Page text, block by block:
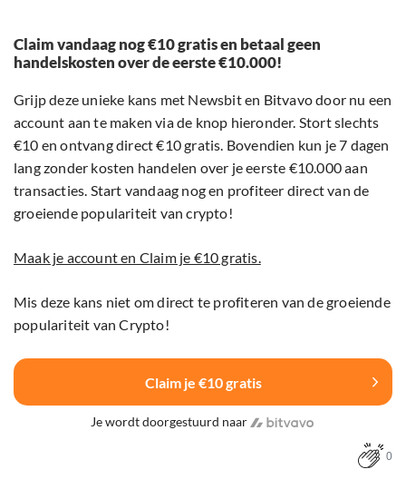
Claim vandaag nog €10 gratis en betaal geen
handelskosten over de eerste €10.000!
Grijp deze unieke kans met Newsbit en Bitvavo door nu een
account aan te maken via de knop hieronder. Stort slechts
€10 en ontvang direct €10 gratis. Bovendien kun je 7 dagen
lang zonder kosten handelen over je eerste €10.000 aan
transacties. Start vandaag nog en profiteer direct van de
groeiende populariteit van crypto!
Maak je account en Claim je €10 gratis.
Mis deze kans niet om direct te profiteren van de groeiende
populariteit van Crypto!
Claim je €10 gratis
Je wordt doorgestuurd naar
0